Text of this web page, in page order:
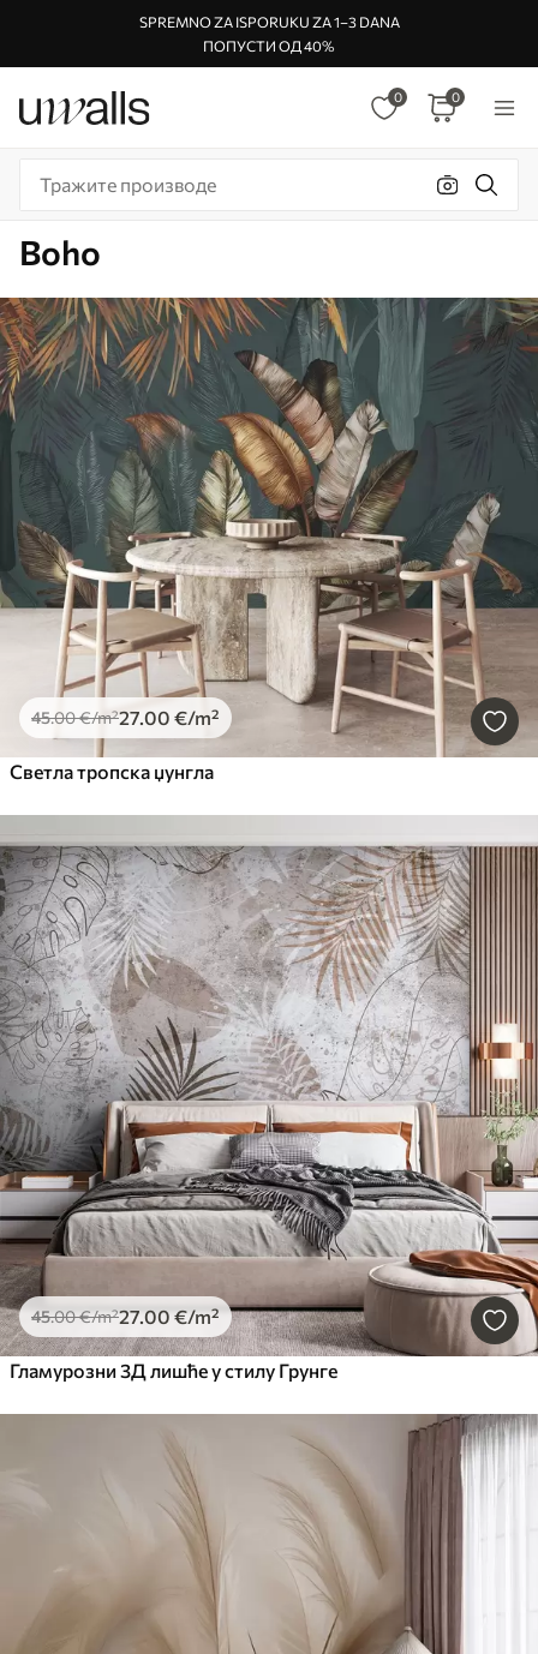
SPREMNO ZA ISPORUKU ZA 1–3 DANA
ПОПУСТИ ОД 40%
0 0
Boho
45.00€/m²27.00 €/m²
Светла тропска џунгла
45.00€/m²27.00 €/m²
Гламурозни 3Д лишће у стилу Грунге